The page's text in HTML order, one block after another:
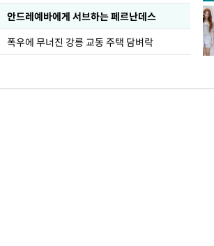
안드레예바에게 서브하는 페르난데스
폭우에 무너진 강릉 교동 주택 담벼락